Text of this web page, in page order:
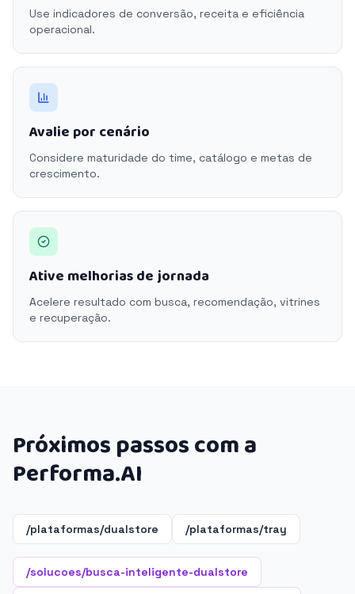
Use indicadores de conversão, receita e eficiência
operacional.
Avalie por cenário
Considere maturidade do time, catálogo e metas de
crescimento.
Ative melhorias de jornada
Acelere resultado com busca, recomendação, vitrines
e recuperação.
Próximos passos com a
Performa.AI
/plataformas/dualstore /plataformas/tray
/solucoes/busca-inteligente-dualstore